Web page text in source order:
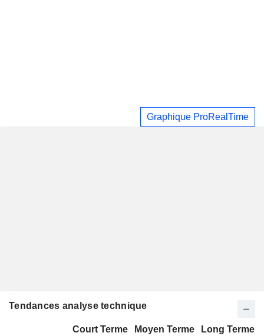
Graphique ProRealTime
Tendances analyse technique
Court Terme Moyen Terme
Long Terme